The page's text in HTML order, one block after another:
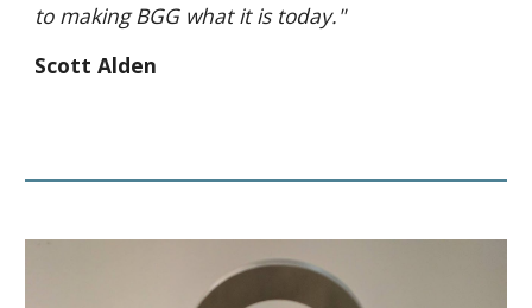
to making BGG what it is today."
Scott Alden